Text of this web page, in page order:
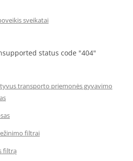
sveikatai
status code "404"
transporto priemonės gyvavimo
filtrai
filtrą